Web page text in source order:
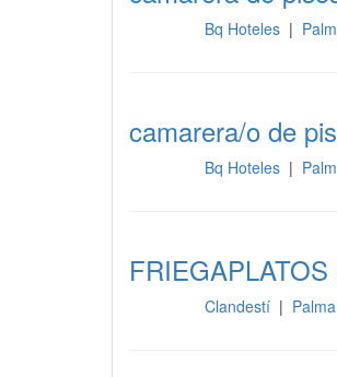
Bq Hoteles |
camarera/o de
Bq Hoteles |
Clandestí |